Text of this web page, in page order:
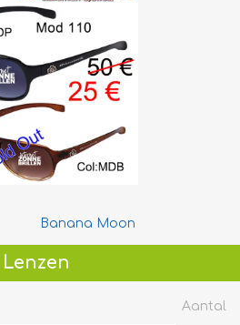
Banana Moon
Lenzen
Aantal